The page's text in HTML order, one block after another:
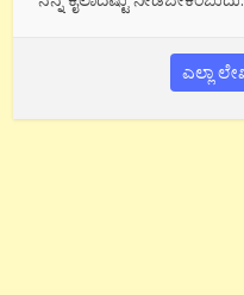
ಎಲ್ಲಾ